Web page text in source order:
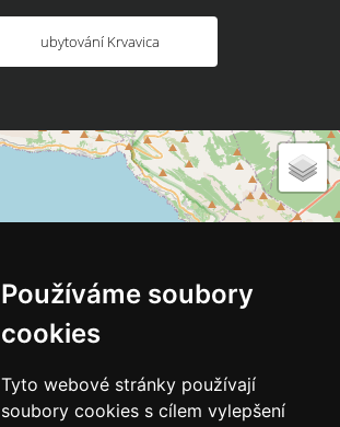
Používáme soubory
cookies
Tyto webové stránky používají
soubory cookies s cílem vylepšení
ubytování Krvavica